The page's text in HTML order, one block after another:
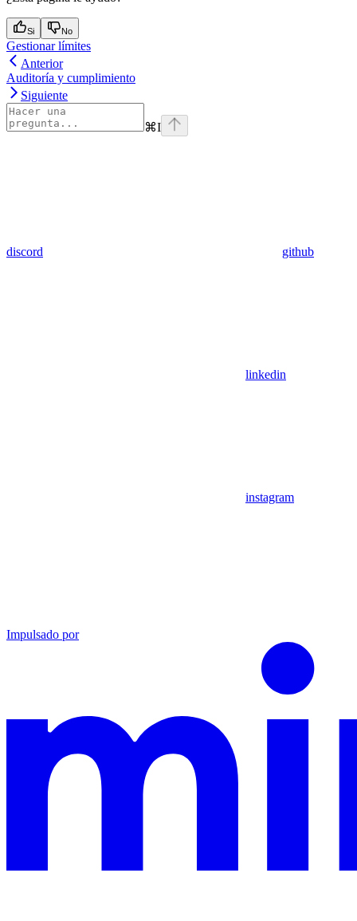
Si No
Gestionar límites
Anterior
Auditoría y cumplimiento
Siguiente
⌘I
discord github
linkedin
instagram
Impulsado por